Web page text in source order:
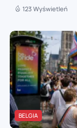
123 Wyświetleń
BELGIA